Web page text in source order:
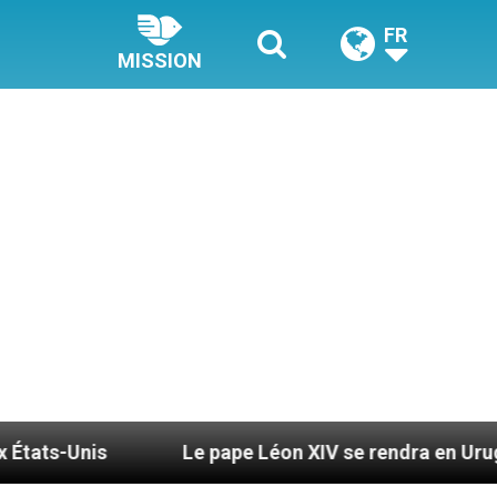
MISSION
FR
Le pape Léon XIV se rendra en Uruguay, en